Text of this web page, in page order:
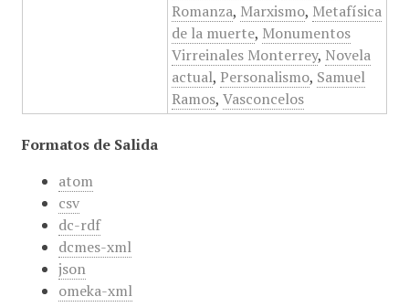
Romanza, Marxismo, Metafísica
de la muerte, Monumentos
Virreinales Monterrey, Novela
actual, Personalismo, Samuel
Ramos, Vasconcelos
Formatos de Salida
atom
csv
dc-rdf
dcmes-xml
json
omeka-xml